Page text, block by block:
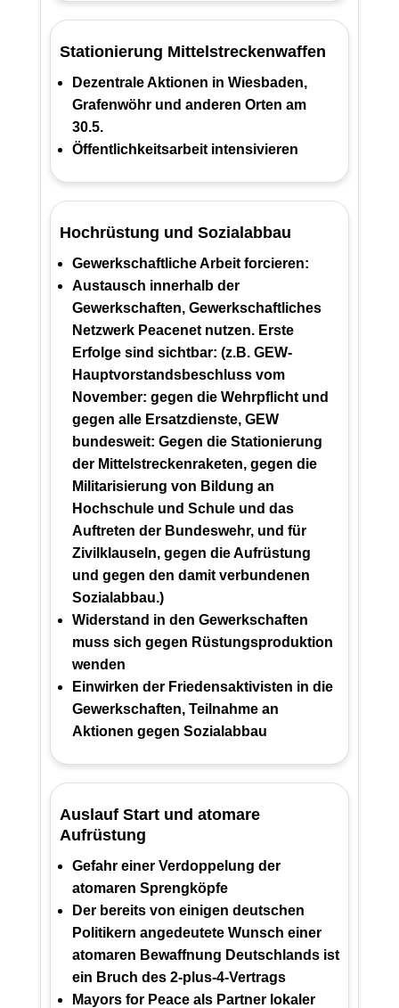
Stationierung Mittelstreckenwaffen
Dezentrale Aktionen in Wiesbaden,
Grafenwöhr und anderen Orten am
30.5.
Öffentlichkeitsarbeit intensivieren
Hochrüstung und Sozialabbau
Gewerkschaftliche Arbeit forcieren:
Austausch innerhalb der
Gewerkschaften, Gewerkschaftliches
Netzwerk Peacenet nutzen. Erste
Erfolge sind sichtbar: (z.B. GEW-
Hauptvorstandsbeschluss vom
November: gegen die Wehrpflicht und
gegen alle Ersatzdienste, GEW
bundesweit: Gegen die Stationierung
der Mittelstreckenraketen, gegen die
Militarisierung von Bildung an
Hochschule und Schule und das
Auftreten der Bundeswehr, und für
Zivilklauseln, gegen die Aufrüstung
und gegen den damit verbundenen
Sozialabbau.)
Widerstand in den Gewerkschaften
muss sich gegen Rüstungsproduktion
wenden
Einwirken der Friedensaktivisten in die
Gewerkschaften, Teilnahme an
Aktionen gegen Sozialabbau
Auslauf Start und atomare
Aufrüstung
Gefahr einer Verdoppelung der
atomaren Sprengköpfe
Der bereits von einigen deutschen
Politikern angedeutete Wunsch einer
atomaren Bewaffnung Deutschlands ist
ein Bruch des 2-plus-4-Vertrags
Mayors for Peace als Partner lokaler